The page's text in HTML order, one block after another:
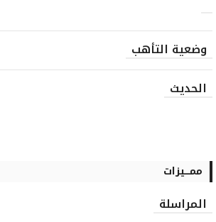
وضعية التأهب
الحديث
ممـــيزات
المراسلة